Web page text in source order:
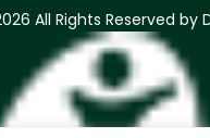
All Rights Reserved by